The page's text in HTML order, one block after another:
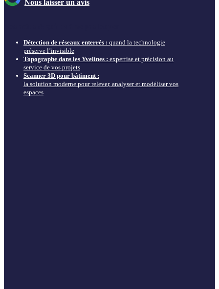
Nous laisser un avis
Détection de réseaux enterrés : quand la technologie
préserve l’invisible
Topographe dans les Yvelines : expertise et précision au
service de vos projets
Scanner 3D pour bâtiment :
la solution moderne pour relever, analyser et modéliser vos
espaces